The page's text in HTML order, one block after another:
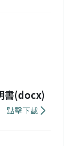
書(docx)
點擊下載